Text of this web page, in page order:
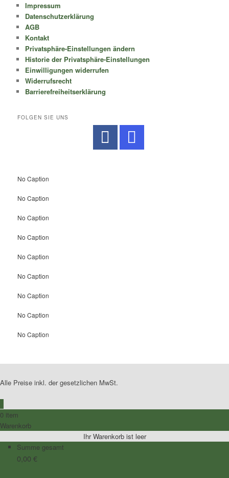
Impressum
Datenschutzerklärung
AGB
Kontakt
Privatsphäre-Einstellungen ändern
Historie der Privatsphäre-Einstellungen
Einwilligungen widerrufen
Widerrufsrecht
Barrierefreiheitserklärung
FOLGEN SIE UNS
No Caption
No Caption
No Caption
No Caption
No Caption
No Caption
No Caption
No Caption
No Caption
Alle Preise inkl. der gesetzlichen MwSt.
0 item
Warenkorb
Ihr Warenkorb ist leer
Summe gesamt
0,00 €